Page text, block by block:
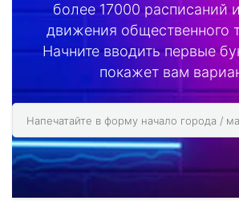
более 17000 расписаний
движения общественного
Начните вводить первые
покажет вам